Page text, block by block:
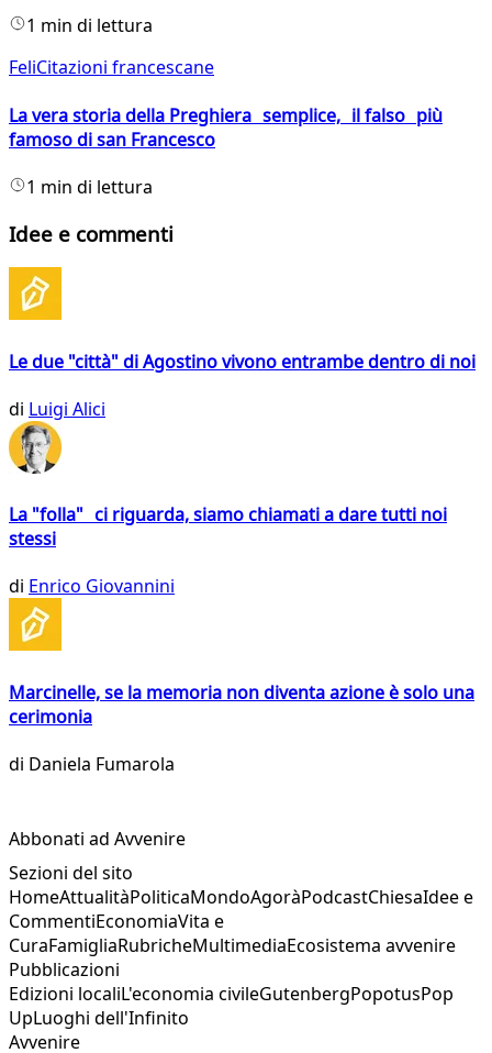
1 min di lettura
FeliCitazioni francescane
La vera storia della Preghiera semplice, il falso più
famoso di san Francesco
1 min di lettura
Idee e commenti
Le due "città" di Agostino vivono entrambe dentro di noi
di Luigi Alici
La "folla" ci riguarda, siamo chiamati a dare tutti noi
stessi
di Enrico Giovannini
Marcinelle, se la memoria non diventa azione è solo una
cerimonia
di Daniela Fumarola
Abbonati ad Avvenire
Sezioni del sito
HomeAttualitàPoliticaMondoAgoràPodcastChiesaIdee e
CommentiEconomiaVita e
CuraFamigliaRubricheMultimediaEcosistema avvenire
Pubblicazioni
Edizioni localiL'economia civileGutenbergPopotusPop
UpLuoghi dell'Infinito
Avvenire